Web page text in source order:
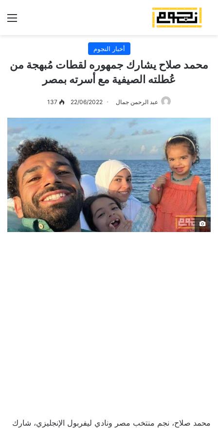
أخبار النجوم
محمد صلاح يشارك جمهوره لقطات مُبهجة من
عُطلته الصيفية مع أسرته بمصر
عبد الرحمن جمال 22/06/2022
137
محمد صلاح، نجم منتخب مصر ونادي ليفربول الإنجليزي، شارك